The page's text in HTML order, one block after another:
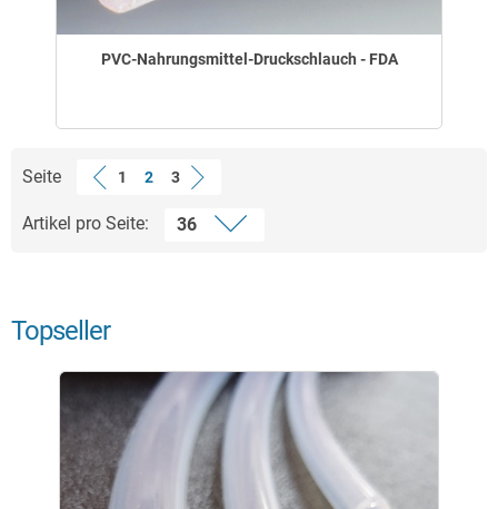
PVC-Nahrungsmittel-Druckschlauch - FDA
Seite 1 2 3
Artikel pro Seite:
Topseller